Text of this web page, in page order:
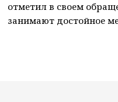
отметил в своем
занимают достойное